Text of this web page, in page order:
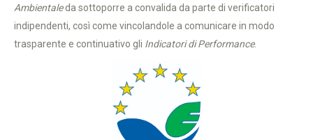
Ambientaleda sottoporre a convalida da parte di verificatori
indipendenti, così come vincolandole a comunicare in modo
trasparente e continuativo gli Indicatori di Performance.